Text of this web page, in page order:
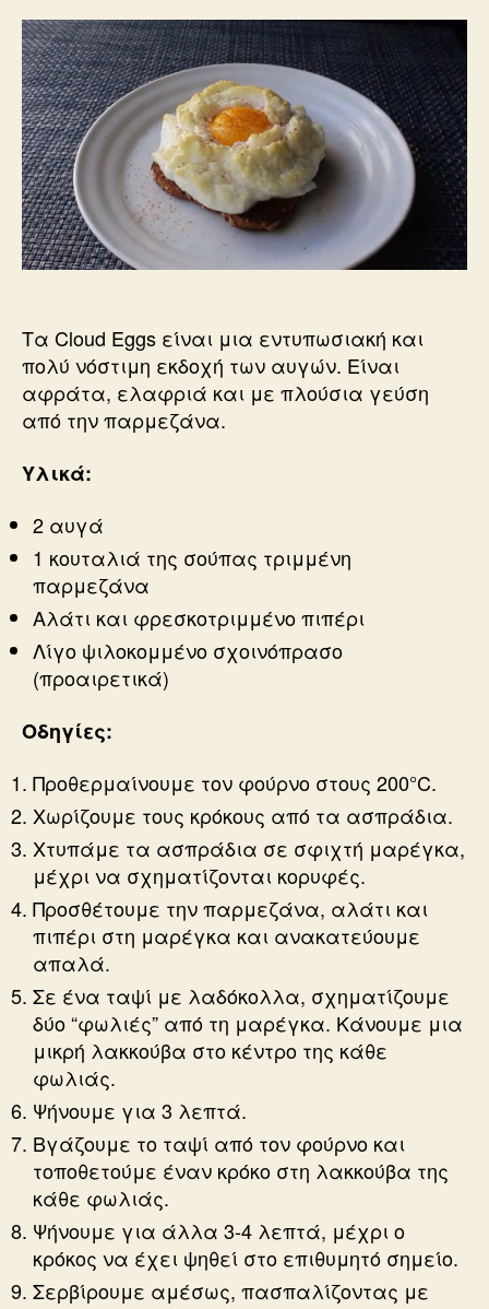
με
Παρμεζάνα
(Cloud
Eggs)
Τα Cloud Eggs είναι μια εντυπωσιακή και
πολύ νόστιμη εκδοχή των αυγών. Είναι
αφράτα, ελαφριά και με πλούσια γεύση
από την παρμεζάνα.
Υλικά:
2 αυγά
1 κουταλιά της σούπας τριμμένη
παρμεζάνα
Αλάτι και φρεσκοτριμμένο πιπέρι
Λίγο ψιλοκομμένο σχοινόπρασο
(προαιρετικά)
Οδηγίες:
Προθερμαίνουμε τον φούρνο στους 200°C.
Χωρίζουμε τους κρόκους από τα ασπράδια.
Χτυπάμε τα ασπράδια σε σφιχτή μαρέγκα,
μέχρι να σχηματίζονται κορυφές.
Προσθέτουμε την παρμεζάνα, αλάτι και
πιπέρι στη μαρέγκα και ανακατεύουμε
απαλά.
Σε ένα ταψί με λαδόκολλα, σχηματίζουμε
δύο “φωλιές” από τη μαρέγκα. Κάνουμε μια
μικρή λακκούβα στο κέντρο της κάθε
φωλιάς.
Ψήνουμε για 3 λεπτά.
Βγάζουμε το ταψί από τον φούρνο και
τοποθετούμε έναν κρόκο στη λακκούβα της
κάθε φωλιάς.
Ψήνουμε για άλλα 3-4 λεπτά, μέχρι ο
κρόκος να έχει ψηθεί στο επιθυμητό σημείο.
Σερβίρουμε αμέσως, πασπαλίζοντας με